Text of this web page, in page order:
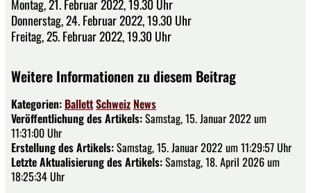
Montag, 21. Februar 2022, 19.30 Uhr
Donnerstag, 24. Februar 2022, 19.30 Uhr
Freitag, 25. Februar 2022, 19.30 Uhr
Weitere Informationen zu diesem Beitrag
Kategorien: BallettSchweiz News
Veröffentlichung des Artikels:Samstag, 15. Januar 2022 um
11:31:00 Uhr
Erstellung des Artikels:Samstag, 15. Januar 2022 um 11:29:57 Uhr
Letzte Aktualisierung des Artikels:Samstag, 18. April 2026 um
18:25:34 Uhr